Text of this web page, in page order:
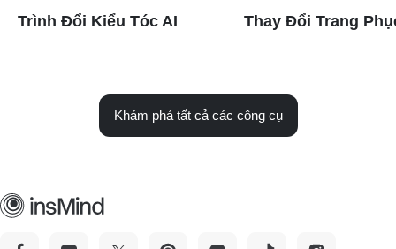
Trình Đổi Kiểu Tóc AI Thay Đổi Trang
Khám phá tất cả các công cụ